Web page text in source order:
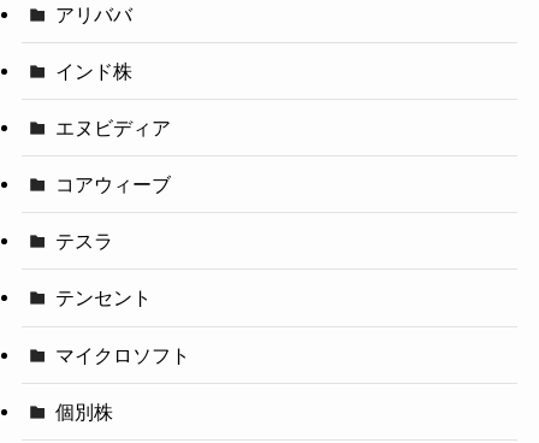
アリババ
インド株
エヌビディア
コアウィーブ
テスラ
テンセント
マイクロソフト
個別株